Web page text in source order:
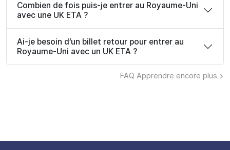
Combien de fois puis-je entrer au Royaume-Uni
avec une UK ETA ?
Ai-je besoin d’un billet retour pour entrer au
Royaume-Uni avec un UK ETA ?
FAQ Apprendre encore plus